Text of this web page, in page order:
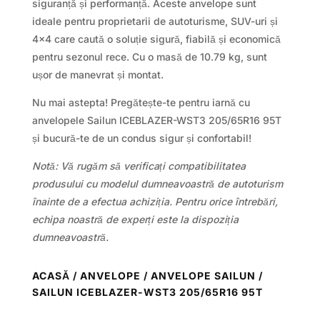
siguranță și performanță. Aceste anvelope sunt
ideale pentru proprietarii de autoturisme, SUV-uri și
4×4 care caută o soluție sigură, fiabilă și economică
pentru sezonul rece. Cu o masă de 10.79 kg, sunt
ușor de manevrat și montat.
Nu mai astepta! Pregătește-te pentru iarnă cu
anvelopele Sailun ICEBLAZER-WST3 205/65R16 95T
și bucură-te de un condus sigur și confortabil!
Notă: Vă rugăm să verificați compatibilitatea
produsului cu modelul dumneavoastră de autoturism
înainte de a efectua achiziția. Pentru orice întrebări,
echipa noastră de experți este la dispoziția
dumneavoastră.
ACASĂ / ANVELOPE / ANVELOPE SAILUN /
SAILUN ICEBLAZER-WST3 205/65R16 95T